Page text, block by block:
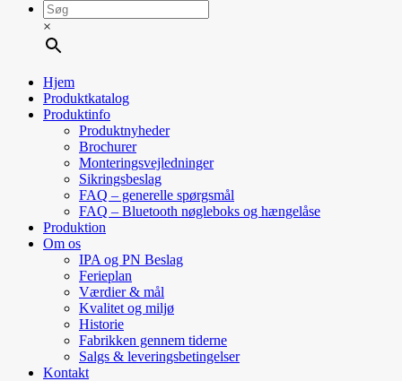
×
Hjem
Produktkatalog
Produktinfo
Produktnyheder
Brochurer
Monteringsvejledninger
Sikringsbeslag
FAQ – generelle spørgsmål
FAQ – Bluetooth nøgleboks og hængelåse
Produktion
Om os
IPA og PN Beslag
Ferieplan
Værdier & mål
Kvalitet og miljø
Historie
Fabrikken gennem tiderne
Salgs & leveringsbetingelser
Kontakt